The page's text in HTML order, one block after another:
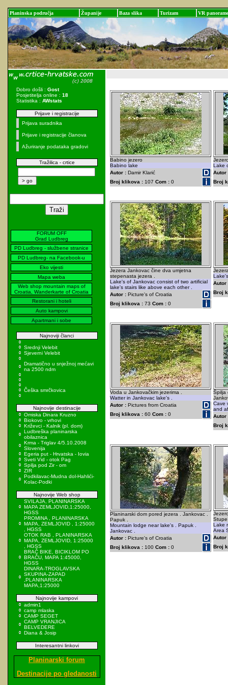
Planinska područja Županije Baza slika Turizam VR panorame
Dobro došli : Gost
Posjetitelja online : 18
Statistika : AWstats
Prijave i registracije
Prijava suradnika
Prijave i registracije članova
Ažuriranje podataka gradovi
Tražilica - crtice
FORUM OFF
Grad Ludbreg
PD Ludbreg - službene stranice
PD Ludbreg- na Facebook-u
Eko vijesti
Mapa weba
Web shop mountain maps of
Croatia, Wanderkarte of Croatia
Restorani i hoteli
Auto kampovi
Apartmani i sobe
Najnoviji članci
Srednji Velebit
Sjeverni Velebit
Dramatično u snježnoj mećavi
na 2500 ndm
Češka smrčkovica
Najnovije destinacije
Omiska Dinara Kruzno
Biokovo - vrhovi
Križevci - Kalnik (pl. dom)
Ludbreška planinarska
obilaznica
Krma - Triglav 4/5.10.2008
Slovenija
Egeria put - Hrvatska - Iovia
Sveti Vid - otok Pag
Spilja pod Zir - om
ZIR
Podkilavac-Mudna dol-Hahlići-
Kolac-Podki
Najnovije Web shop
SVILAJA, PLANINARSKA
MAPA ZEMLJOVID,1:25000,
HGSS
PROMINA , PLANINARSKA
MAPA, ZEMLJOVID , 1:25000
, HGSS
OTOK RAB , PLANINARSKA
MAPA, ZEMLJOVID, 1:25000
, HGSS
BRAČ BIKE, BICIKLOM PO
BRAČU, MAPA 1:45000,
HGSS
DINARA-TROGLAVSKA
SKUPINA-ZAPAD
,PLANINARSKA
MAPA,1:25000
Najnovije kampovi
admin1
camp mlaska
CAMP SEGET
CAMP VRANJICA
BELVEDERE
Diana & Josip
Interesantni linkovi
Planinarski forum
Destinacije po gledanosti
Babino jezero
Babino lake
Autor : Damir Klarić
Broj klikova : 107 Com : 0
Lake
Autor
Broj
Jezera Jankovac čine dva umjetna
stepenasta jezera .
Lake's of Jankovac consist of two artificial
lake's stairs like above each other .
Autor : Picture's of Croatia
Broj klikova : 73 Com : 0
Autor
Broj
Voda u Jankovačkim jezerima .
Watter in Jankovac lake's .
Autor : Pictures from Croatia
Broj klikova : 60 Com : 0
Špilja
Cave
and
Autor
Broj
Planinarski dom pored jezera . Jankovac .
Papuk .
Mountain lodge near lake's . Papuk .
Jankovac .
Autor : Picture's of Croatia
Broj klikova : 100 Com : 0
Lake
Area
Autor
Broj